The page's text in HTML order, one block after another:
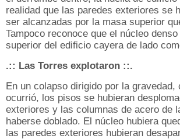
realidad que las paredes exteriores se
ser alcanzadas por la masa superior
Tampoco reconoce que el núcleo
superior del edificio cayera de lado
.:: Las Torres explotaron ::.
En un colapso dirigido por la gravedad,
ocurrió, los pisos se hubieran
exteriores y las columnas de acero de
haberse doblado. El núcleo hubiera
las paredes exteriores hubieran